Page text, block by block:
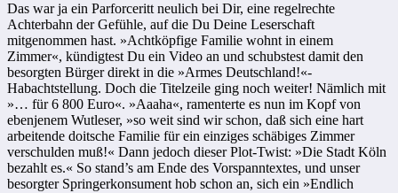
Das war ja ein Parforceritt neulich bei Dir, eine regelrechte
Achterbahn der Gefühle, auf die Du Deine Leserschaft
mitgenommen hast. »Achtköpfige Familie wohnt in einem
Zimmer«, kündigtest Du ein Video an und schubstest damit den
besorgten Bürger direkt in die »Armes Deutschland!«-
Habachtstellung. Doch die Titelzeile ging noch weiter! Nämlich mit
»… für 6 800 Euro«. »Aaaha«, ramenterte es nun im Kopf von
ebenjenem Wutleser, »so weit sind wir schon, daß sich eine hart
arbeitende doitsche Familie für ein einziges schäbiges Zimmer
verschulden muß!« Dann jedoch dieser Plot-Twist: »Die Stadt Köln
bezahlt es.« So stand’s am Ende des Vorspanntextes, und unser
besorgter Springerkonsument hob schon an, sich ein »Endlich